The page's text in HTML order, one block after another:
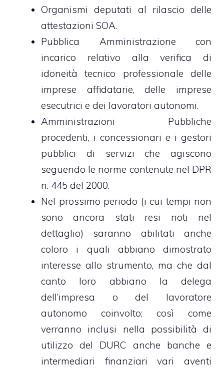
Organismi deputati al rilascio delle
attestazioni SOA.
Pubblica Amministrazione con
incarico relativo alla verifica di
idoneità tecnico professionale delle
imprese affidatarie, delle imprese
esecutrici e dei lavoratori autonomi.
Amministrazioni Pubbliche
procedenti, i concessionari e i gestori
pubblici di servizi che agiscono
seguendo le norme contenute nel DPR
n. 445 del 2000.
Nel prossimo periodo (i cui tempi non
sono ancora stati resi noti nel
dettaglio) saranno abilitati anche
coloro i quali abbiano dimostrato
interesse allo strumento, ma che dal
canto loro abbiano la delega
dell’impresa o del lavoratore
autonomo coinvolto; così come
verranno inclusi nella possibilità di
utilizzo del DURC anche banche e
intermediari finanziari vari aventi